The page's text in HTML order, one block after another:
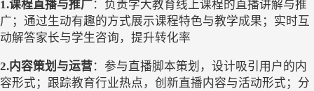
1.课程直播与推广： 负责学大教育线上课程的直播讲解与推
广 ； 通过生动有趣的方式展示课程特色与教学成果 ； 实时互
动解答家长与学生咨询，提升转化率
2.内容策划与运营： 参与直播脚本策划，设计吸引用户的内
容形式 ； 跟踪教育行业热点，创新直播内容与活动形式 ； 分